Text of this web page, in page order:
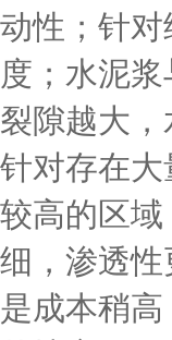
动性；针
度；水泥
裂隙越大
针对存在
较高的区
细，渗透
是成本稍